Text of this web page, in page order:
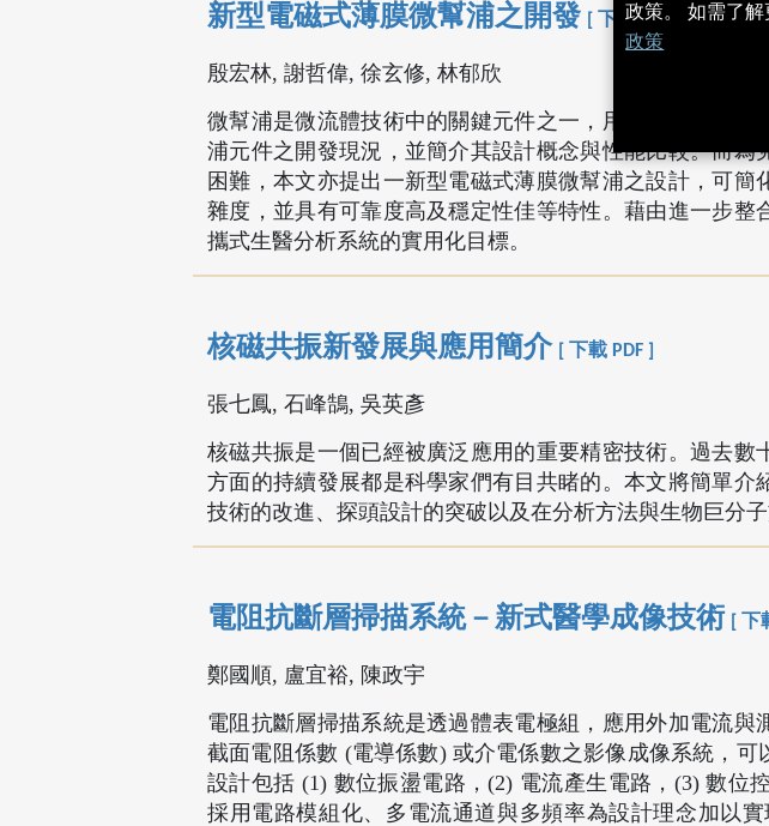
新型電磁式薄膜微幫浦之開發 [ 下載 PDF ]
殷宏林, 謝哲偉, 徐玄修, 林郁欣
微幫浦是微流體技術中的關鍵元件之一，用來控制流體
浦元件之開發現況，並簡介其設計概念與性能比較。而
困難，本文亦提出一新型電磁式薄膜微幫浦之設計，可
雜度，並具有可靠度高及穩定性佳等特性。藉由進一步
攜式生醫分析系統的實用化目標。
核磁共振新發展與應用簡介 [ 下載 PDF ]
張七鳳, 石峰鵠, 吳英彥
核磁共振是一個已經被廣泛應用的重要精密技術。過去數
方面的持續發展都是科學家們有目共睹的。本文將簡單
技術的改進、探頭設計的突破以及在分析方法與生物巨分子
電阻抗斷層掃描系統－新式醫學成像技術 [ 下
鄭國順, 盧宜裕, 陳政宇
電阻抗斷層掃描系統是透過體表電極組，應用外加電流
截面電阻係數 (電導係數) 或介電係數之影像成像系統，
設計包括 (1) 數位振盪電路，(2) 電流產生電路，(3) 數位
採用電路模組化、多電流通道與多頻率為設計理念加以
政策。 如需了
政策